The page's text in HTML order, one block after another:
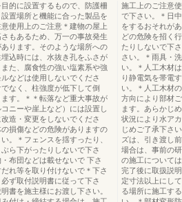
的に設置するもので、防護柵
置場所と機能に合った製品を
使用上のご注意＊建物の屋上
もあるため、万一の事故発生
ります。そのような場所への
込時には、水抜き孔をふさが
た、腐食性の強い塩素系や強
などは使用しないでくださ
なく、柱強度が低下して倒
す。＊＊転落など重大事故が
ニーや崖上など）には設置し
造・変更をしないでくださ
損傷などの危険がありますの
。＊フェンスを揺すったり、
ら下がったりしないで下さ
布団などは載せないで 下さ
れ等を取り付けないで＊下さ
ず取付説明書に従って下さ
書を施主様にお渡し下さい。
施工上のご注意
で下さい。＊日
をするおそれが
どの危険を招く
たりしないで下
さい。＊雨具・
い。＊人工木材
り静電気を帯電
い。＊人工木材
方向により部材
ます。あらかじ
状況により水ア
じめご了承下さ
ズは、引き渡し
場合は、事前の
の施工について
完了後に取扱説
定寸法以上にし
る場所に施工す